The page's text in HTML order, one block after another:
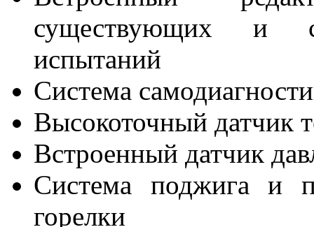
существующих и
испытаний
Система
Высокоточный датчик
Встроенный датчик
Система поджига и
горелки